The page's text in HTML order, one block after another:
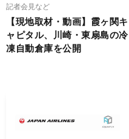
記者会見など
【現地取材・動画】霞ヶ関キ
ャピタル、川崎・東扇島の冷
凍自動倉庫を公開